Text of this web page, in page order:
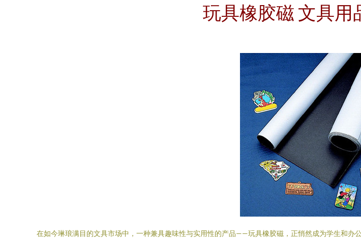
玩具橡胶磁 文具用
在如今琳琅满目的文具市场中，一种兼具趣味性与实用性的产品——玩具橡胶磁，正悄然成为学生和办